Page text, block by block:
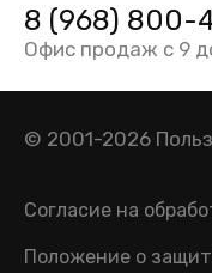
8 (968) 800-
Офис продаж с 9
© 2001-2026
Согласие на
Положение о